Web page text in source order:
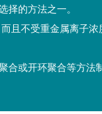
择的方法之一。
且不受重金属离子
合或开环聚合等方法